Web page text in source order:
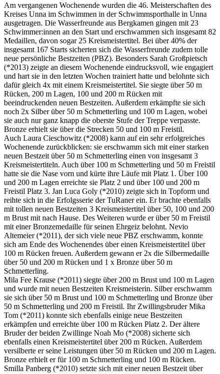
Am vergangenen Wochenende wurden die 46. Meisterschaften des
Kreises Unna im Schwimmen in der Schwimmsporthalle in Unna
ausgetragen. Die Wasserfreunde aus Bergkamen gingen mit 23
Schwimmer:innen an den Start und erschwammen sich insgesamt 82
Medaillen, davon sogar 25 Kreismeistertitel. Bei über 40% der
insgesamt 167 Starts sicherten sich die Wasserfreunde zudem tolle
neue persönliche Bestzeiten (PBZ). Besonders Sarah Großpietsch
(*2013) zeigte an diesem Wochenende eindrucksvoll, wie engagiert
und hart sie in den letzten Wochen trainiert hatte und belohnte sich
dafür gleich 4x mit einem Kreismeistertitel. Sie siegte über 50 m
Rücken, 200 m Lagen, 100 und 200 m Rücken mit
beeindruckenden neuen Bestzeiten. Außerdem erkämpfte sie sich
noch 2x Silber über 50 m Schmetterling und 100 m Lagen, wobei
sie auch nur ganz knapp die oberste Stufe der Treppe verpasste.
Bronze erhielt sie über die Strecken 50 und 100 m Freistil.
Auch Laura Cieschowitz (*2008) kann auf ein sehr erfolgreiches
Wochenende zurückblicken: sie erschwamm sich mit einer starken
neuen Bestzeit über 50 m Schmetterling einen von insgesamt 3
Kreismeistertiteln. Auch über 100 m Schmetterling und 50 m Freistil
hatte sie die Nase vorn und kürte ihre Läufe mit Platz 1. Über 100
und 200 m Lagen erreichte sie Platz 2 und über 100 und 200 m
Freistil Platz 3. Jan Luca Goly (*2010) zeigte sich in Topform und
reihte sich in die Erfolgsserie der TuRaner ein. Er brachte ebenfalls
mit tollen neuen Bestzeiten 3 Kreismeistertitel über 50, 100 und 200
m Brust mit nach Hause. Des Weiteren wurde er über 50 m Freistil
mit einer Bronzemedaille für seinen Ehrgeiz belohnt. Nevio
Altemeier (*2011), der sich viele neue PBZ erschwamm, konnte
sich am Ende des Wochenendes über einen Kreismeistertitel über
100 m Rücken freuen. Außerdem gewann er 2x die Silbermedaille
über 50 und 200 m Rücken und 1 x Bronze über 50 m
Schmetterling.
Mila Fee Krause (*2011) siegte über 200 m Brust und 100 m Lagen
und wurde mit neuen Bestzeiten Kreismeisterin. Silber erschwamm
sie sich über 50 m Brust und 100 m Schmetterling und Bronze über
50 m Schmetterling und 200 m Freistil. Ihr Zwillingsbruder Mika
Tom (*2011) konnte sich ebenfalls einige neue Bestzeiten
erkämpfen und erreichte über 100 m Rücken Platz 2. Der ältere
Bruder der beiden Zwillinge Noah Mo (*2008) sicherte sich
ebenfalls einen Kreismeistertitel über 200 m Rücken. Außerdem
versilberte er seine Leistungen über 50 m Rücken und 200 m Lagen.
Bronze erhielt er für 100 m Schmetterling und 100 m Rücken.
Smilla Panberg (*2010) setzte sich mit einer neuen Bestzeit über